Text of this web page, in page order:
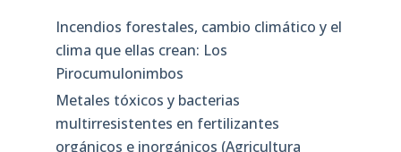
Incendios forestales, cambio climático y el
clima que ellas crean: Los
Pirocumulonimbos
Metales tóxicos y bacterias
multirresistentes en fertilizantes
orgánicos e inorgánicos (Agricultura